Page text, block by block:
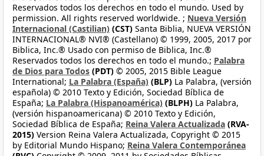
Reservados todos los derechos en todo el mundo. Used by
permission. All rights reserved worldwide. ; Nueva Versión
Internacional (Castilian) (CST) Santa Biblia, NUEVA VERSIÓN
INTERNACIONAL® NVI® (Castellano) © 1999, 2005, 2017 por
Biblica, Inc.® Usado con permiso de Biblica, Inc.®
Reservados todos los derechos en todo el mundo.; Palabra
de Dios para Todos (PDT) © 2005, 2015 Bible League
International; La Palabra (España) (BLP) La Palabra, (versión
española) © 2010 Texto y Edición, Sociedad Bíblica de
España; La Palabra (Hispanoamérica) (BLPH) La Palabra,
(versión hispanoamericana) © 2010 Texto y Edición,
Sociedad Bíblica de España; Reina Valera Actualizada (RVA-
2015) Version Reina Valera Actualizada, Copyright © 2015
by Editorial Mundo Hispano; Reina Valera Contemporánea